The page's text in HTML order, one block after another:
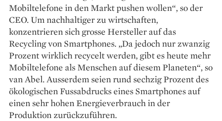
Mobiltelefone in den Markt pushen wollen“, so der
CEO. Um nachhaltiger zu wirtschaften,
konzentrieren sich grosse Hersteller auf das
Recycling von Smartphones. „Da jedoch nur zwanzig
Prozent wirklich recycelt werden, gibt es heute mehr
Mobiltelefone als Menschen auf diesem Planeten“, so
van Abel. Ausserdem seien rund sechzig Prozent des
ökologischen Fussabdrucks eines Smartphones auf
einen sehr hohen Energieverbrauch in der
Produktion zurückzuführen.